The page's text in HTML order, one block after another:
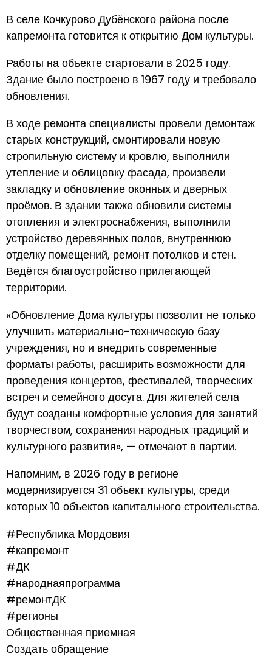
В селе Кочкурово Дубёнского района после
капремонта готовится к открытию Дом культуры.
Работы на объекте стартовали в 2025 году.
Здание было построено в 1967 году и требовало
обновления.
В ходе ремонта специалисты провели демонтаж
старых конструкций, смонтировали новую
стропильную систему и кровлю, выполнили
утепление и облицовку фасада, произвели
закладку и обновление оконных и дверных
проёмов. В здании также обновили системы
отопления и электроснабжения, выполнили
устройство деревянных полов, внутреннюю
отделку помещений, ремонт потолков и стен.
Ведётся благоустройство прилегающей
территории.
«Обновление Дома культуры позволит не только
улучшить материально-техническую базу
учреждения, но и внедрить современные
форматы работы, расширить возможности для
проведения концертов, фестивалей, творческих
встреч и семейного досуга. Для жителей села
будут созданы комфортные условия для занятий
творчеством, сохранения народных традиций и
культурного развития», — отмечают в партии.
Напомним, в 2026 году в регионе
модернизируется 31 объект культуры, среди
которых 10 объектов капитального строительства.
#Республика Мордовия
#капремонт
#ДК
#народнаяпрограмма
#ремонтДК
#регионы
Общественная приемная
Создать обращение